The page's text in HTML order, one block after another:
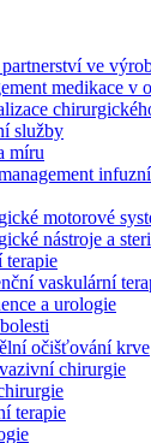
Navštivte
ambulance jsou
B. Braun.
ve
medikace v
služby
míru
motorové
nástroje a
terapie
vaskulární
a urologie
očišťování krve
chirurgie
terapie